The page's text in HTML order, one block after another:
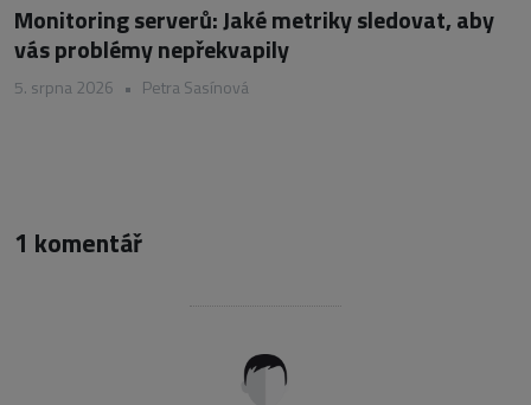
Monitoring serverů: Jaké metriky sledovat, aby
vás problémy nepřekvapily
5. srpna 2026 • Petra Sasínová
1 komentář